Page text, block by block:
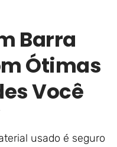
Barra
Ótimas
Você
usado é seguro